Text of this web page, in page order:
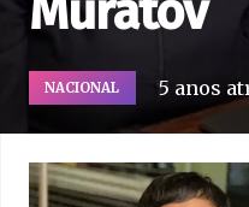
NACIONAL 5 anos